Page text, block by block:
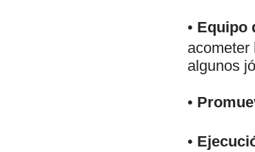
• Equipo
acometer
algunos
•
•